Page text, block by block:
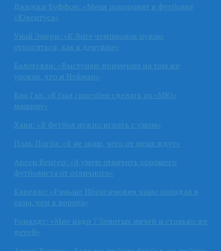
Джиджи Буффон: «Меня похоронят в футболке
«Ювентуса»
Унай Эмери: «К Лиге чемпионов нужно
относиться, как к девушке»
Балотелли: «Выступаю примерно на том же
уровне, что и Неймар»
Ван Гал: «Я был способен сделать из «МЮ»
машину»
Хави: «В футбол нужно играть с умом»
Поль Погба: «Я не знаю, чего от меня ждут»
Арсен Венгер: «Я умею отличить хорошего
футболиста от отличного»
Капелло: «Раньше Ибрагимович чаще попадал в
окна, чем в ворота»
Роналду: «Мне надо 7 Золотых мячей и столько же
детей»